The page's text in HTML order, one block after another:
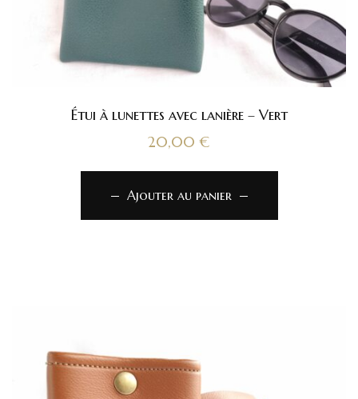
Étui à lunettes avec lanière – Vert
20,00 €
Ajouter au panier